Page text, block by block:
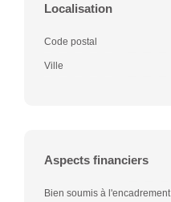
Localisation
Code postal
Ville
Aspects financiers
Bien soumis à l'encadrement